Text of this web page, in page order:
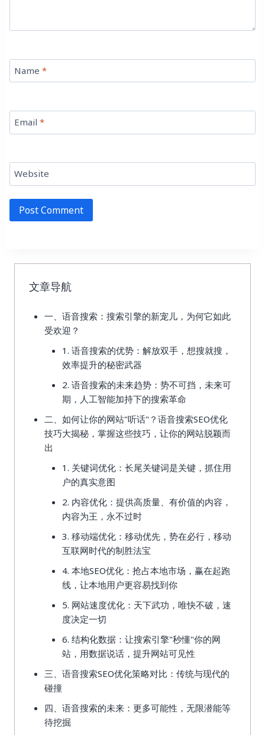
Name *
Email *
Website
文章导航
一、语音搜索：搜索引擎的新宠儿，为何它如此
受欢迎？
1. 语音搜索的优势：解放双手，想搜就搜，
效率提升的秘密武器
2. 语音搜索的未来趋势：势不可挡，未来可
期，人工智能加持下的搜索革命
二、如何让你的网站"听话"？语音搜索SEO优化
技巧大揭秘，掌握这些技巧，让你的网站脱颖而
出
1. 关键词优化：长尾关键词是关键，抓住用
户的真实意图
2. 内容优化：提供高质量、有价值的内容，
内容为王，永不过时
3. 移动端优化：移动优先，势在必行，移动
互联网时代的制胜法宝
4. 本地SEO优化：抢占本地市场，赢在起跑
线，让本地用户更容易找到你
5. 网站速度优化：天下武功，唯快不破，速
度决定一切
6. 结构化数据：让搜索引擎"秒懂"你的网
站，用数据说话，提升网站可见性
三、语音搜索SEO优化策略对比：传统与现代的
碰撞
四、语音搜索的未来：更多可能性，无限潜能等
待挖掘